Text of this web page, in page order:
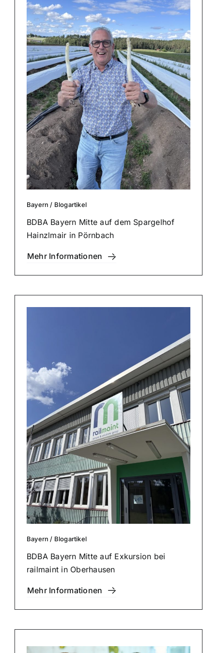
Bayern / Blog­ar­ti­kel
BDBA Bayern Mitte auf dem Spar­gel­hof
Hainz­l­mair in Pörnbach
Mehr Infor­ma­tio­nen
Bayern / Blog­ar­ti­kel
BDBA Bayern Mitte auf Exkursion bei
railmaint in Ober­hau­sen
Mehr Infor­ma­tio­nen